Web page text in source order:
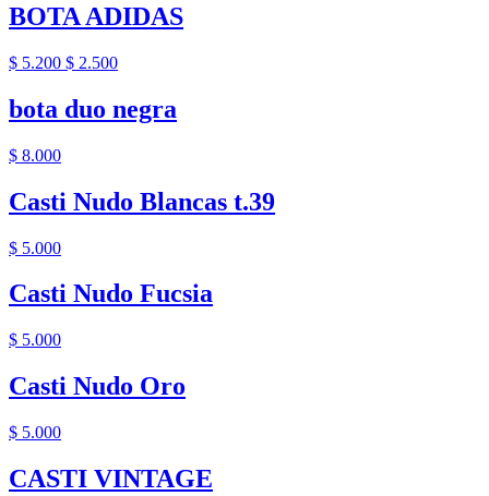
BOTA ADIDAS
$ 5.200 $ 2.500
bota duo negra
$ 8.000
Casti Nudo Blancas t.39
$ 5.000
Casti Nudo Fucsia
$ 5.000
Casti Nudo Oro
$ 5.000
CASTI VINTAGE